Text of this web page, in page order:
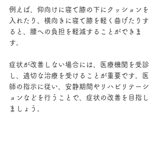
例えば、仰向けに寝て膝の下にクッションを
入れたり、横向きに寝て膝を軽く曲げたりす
ると、腰への負担を軽減することができま
す。
症状が改善しない場合には、医療機関を受診
し、適切な治療を受けることが重要です。医
師の指示に従い、安静期間やリハビリテーシ
ョンなどを行うことで、症状の改善を目指し
ましょう。